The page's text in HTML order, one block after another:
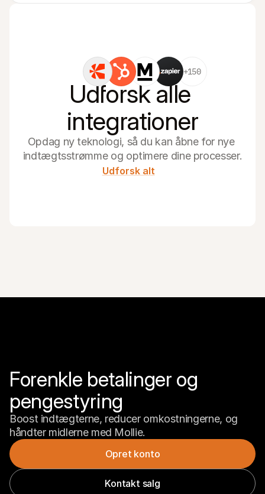
+150
Udforsk alle
integrationer
Opdag ny teknologi, så du kan åbne for nye
indtægtsstrømme og optimere dine processer.
Udforsk alt
Forenkle betalinger og
pengestyring
Boost indtægterne, reducer omkostningerne, og
håndter midlerne med Mollie.
Opret konto
Kontakt salg